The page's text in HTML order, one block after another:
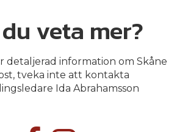
veta mer?
detaljerad information om Skåne
tveka inte att kontakta
Ida Abrahamsson